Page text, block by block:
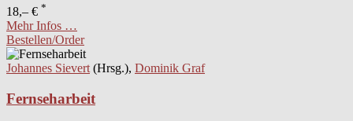
18,– € *
Mehr Infos …
Bestellen/Order
Johannes Sievert (Hrsg.), Dominik Graf
Fernseharbeit